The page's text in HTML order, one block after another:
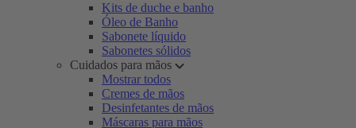
Kits de duche e banho
Óleo de Banho
Sabonete líquido
Sabonetes sólidos
Cuidados para mãos
Mostrar todos
Cremes de mãos
Desinfetantes de mãos
Máscaras para mãos